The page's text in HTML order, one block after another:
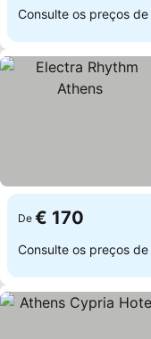
Consulte os preços de
De € 170
Consulte os preços de